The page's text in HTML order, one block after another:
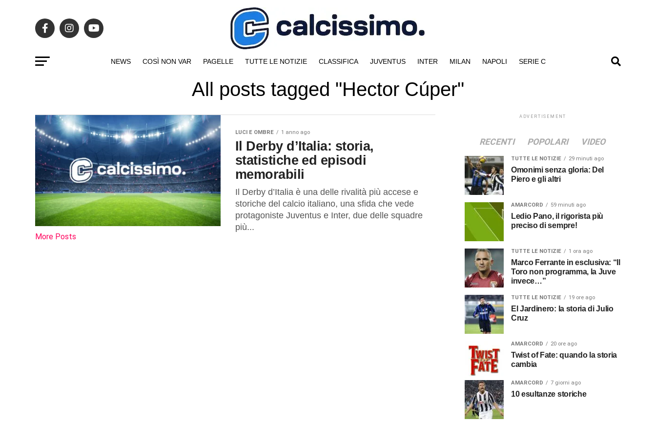
NEWS COSÌ NON VAR PAGELLE TUTTE LE NOTIZIE CLASSIFICA JUVENTUS INTER MILAN NAPOLI SERIE C
All posts tagged "Hector Cúper"
LUCI E OMBRE 1 anno ago
Il Derby d’Italia: storia,
statistiche ed episodi
memorabili
Il Derby d’Italia è una delle rivalità più accese e
storiche del calcio italiano, una sfida che vede
protagoniste Juventus e Inter, due delle squadre
più...
More Posts
ADVERTISEMENT
RECENTI POPOLARI VIDEO
TUTTE LE NOTIZIE 29 minuti ago
Omonimi senza gloria: Del
Piero e gli altri
AMARCORD 59 minuti ago
Ledio Pano, il rigorista più
preciso di sempre!
TUTTE LE NOTIZIE 1 ora ago
Marco Ferrante in esclusiva: “Il
Toro non programma, la Juve
invece…”
TUTTE LE NOTIZIE 19 ore ago
El Jardinero: la storia di Julio
Cruz
AMARCORD 20 ore ago
Twist of Fate: quando la storia
cambia
AMARCORD 7 giorni ago
10 esultanze storiche